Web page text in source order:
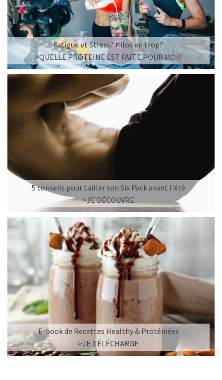
Fatigue et Stress? Kilos en trop?
>QUELLE PROTEINE EST FAITE POUR MOI?
5 conseils pour tailler son Six Pack avant l'été
>JE DÉCOUVRE
E-book de Recettes Healthy & Protéinées
>JE TÉLÉCHARGE